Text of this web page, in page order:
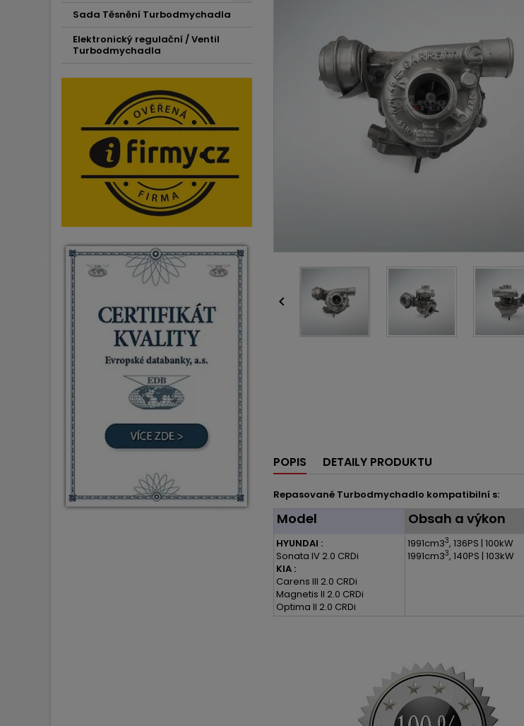
Sada Těsnění Turbodmychadla
Elektronický regulační / Ventil
Turbodmychadla

POPIS DETAILY PRODUKTU
Repasované Turbodmychadlo kompatibilní s:
Model Obsah a výkon
HYUNDAI :
Sonata IV 2.0 CRDi
KIA :
Carens III 2.0 CRDi
Magnetis II 2.0 CRDi
Optima II 2.0 CRDi
1991cm33, 136PS | 100kW
1991cm33, 140PS | 103kW